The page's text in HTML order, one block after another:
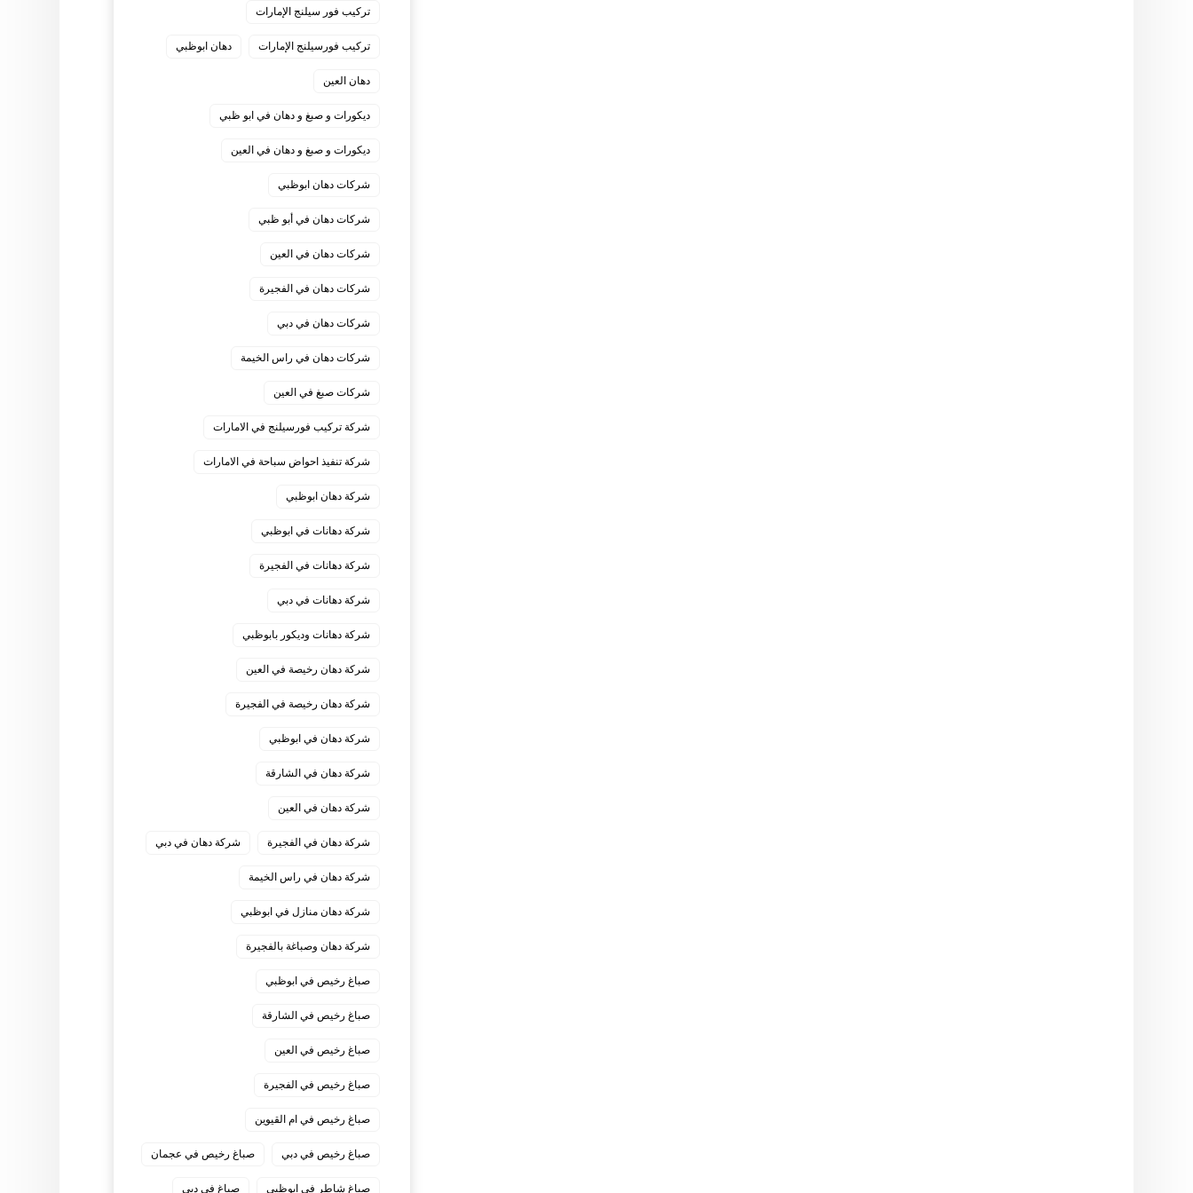
تركيب فور سيلنج الإمارات
تركيب فورسيلنج الإمارات دهان ابوظبي
دهان العين
ديكورات و صبغ و دهان في ابو ظبي
ديكورات و صبغ و دهان في العين
شركات دهان ابوظبي
شركات دهان في أبو ظبي
شركات دهان في العين
شركات دهان في الفجيرة
شركات دهان في دبي
شركات دهان في راس الخيمة
شركات صبغ في العين
شركة تركيب فورسيلنج في الامارات
شركة تنفيذ احواض سباحة في الامارات
شركة دهان ابوظبي
شركة دهانات في ابوظبي
شركة دهانات في الفجيرة
شركة دهانات في دبي
شركة دهانات وديكور بابوظبي
شركة دهان رخيصة في العين
شركة دهان رخيصة في الفجيرة
شركة دهان في ابوظبي
شركة دهان في الشارقة
شركة دهان في العين
شركة دهان في الفجيرة شركة دهان في دبي
شركة دهان في راس الخيمة
شركة دهان منازل في ابوظبي
شركة دهان وصباغة بالفجيرة
صباغ رخيص في ابوظبي
صباغ رخيص في الشارقة
صباغ رخيص في العين
صباغ رخيص في الفجيرة
صباغ رخيص في ام القيوين
صباغ رخيص في دبي صباغ رخيص في عجمان
صباغ شاطر في ابوظبي صباغ في دبي